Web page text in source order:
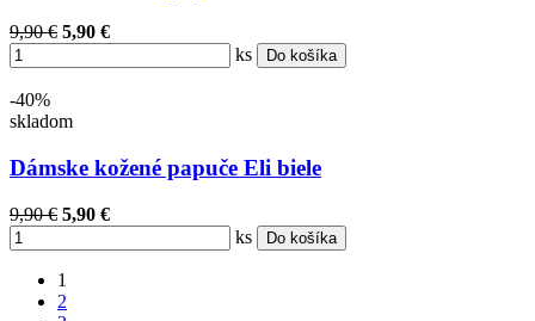
9,90 € 5,90 €
ks
Do košíka
-40%
skladom
Dámske kožené papuče Eli biele
9,90 € 5,90 €
ks
Do košíka
1
2